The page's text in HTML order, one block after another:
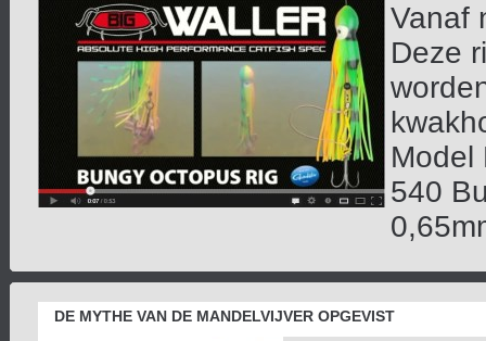
Vanaf
Deze
Model
540
DE MYTHE VAN DE MANDELVIJVER OPGEVIST